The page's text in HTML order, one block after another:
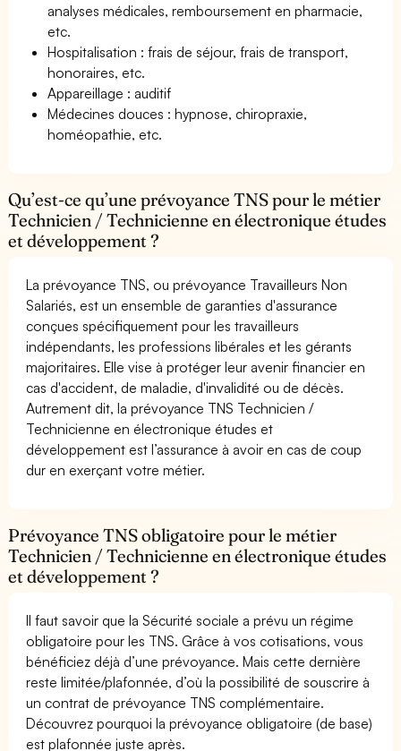
analyses médicales, remboursement en pharmacie,
etc.
Hospitalisation : frais de séjour, frais de transport,
honoraires, etc.
Appareillage : auditif
Médecines douces : hypnose, chiropraxie,
homéopathie, etc.
Qu’est-ce qu’une prévoyance TNS pour le métier
Technicien / Technicienne en électronique études
et développement ?
La prévoyance TNS, ou prévoyance Travailleurs Non
Salariés, est un ensemble de garanties d'assurance
conçues spécifiquement pour les travailleurs
indépendants, les professions libérales et les gérants
majoritaires. Elle vise à protéger leur avenir financier en
cas d'accident, de maladie, d'invalidité ou de décès.
Autrement dit, la prévoyance TNS Technicien /
Technicienne en électronique études et
développement est l’assurance à avoir en cas de coup
dur en exerçant votre métier.
Prévoyance TNS obligatoire pour le métier
Technicien / Technicienne en électronique études
et développement ?
Il faut savoir que la Sécurité sociale a prévu un régime
obligatoire pour les TNS. Grâce à vos cotisations, vous
bénéficiez déjà d’une prévoyance. Mais cette dernière
reste limitée/plafonnée, d’où la possibilité de souscrire à
un contrat de prévoyance TNS complémentaire.
Découvrez pourquoi la prévoyance obligatoire (de base)
est plafonnée juste après.